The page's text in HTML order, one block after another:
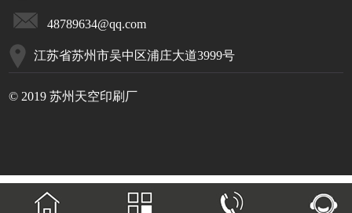
48789634@qq.com
江苏省苏州市吴中区浦庄大道3999号
© 2019 苏州天空印刷厂